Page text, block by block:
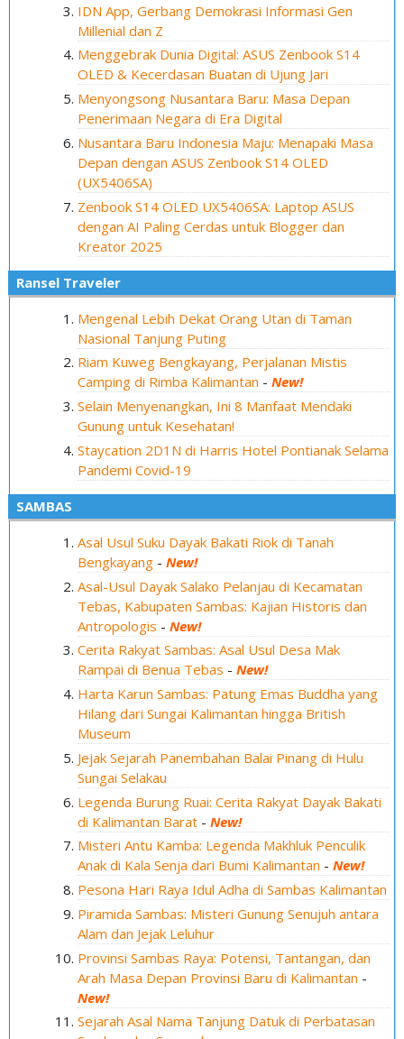
IDN App, Gerbang Demokrasi Informasi Gen
Millenial dan Z
Menggebrak Dunia Digital: ASUS Zenbook S14
OLED & Kecerdasan Buatan di Ujung Jari
Menyongsong Nusantara Baru: Masa Depan
Penerimaan Negara di Era Digital
Nusantara Baru Indonesia Maju: Menapaki Masa
Depan dengan ASUS Zenbook S14 OLED
(UX5406SA)
Zenbook S14 OLED UX5406SA: Laptop ASUS
dengan AI Paling Cerdas untuk Blogger dan
Kreator 2025
Ransel Traveler
Mengenal Lebih Dekat Orang Utan di Taman
Nasional Tanjung Puting
Riam Kuweg Bengkayang, Perjalanan Mistis
Camping di Rimba Kalimantan -New!
Selain Menyenangkan, Ini 8 Manfaat Mendaki
Gunung untuk Kesehatan!
Staycation 2D1N di Harris Hotel Pontianak Selama
Pandemi Covid-19
SAMBAS
Asal Usul Suku Dayak Bakati Riok di Tanah
Bengkayang -New!
Asal-Usul Dayak Salako Pelanjau di Kecamatan
Tebas, Kabupaten Sambas: Kajian Historis dan
Antropologis -New!
Cerita Rakyat Sambas: Asal Usul Desa Mak
Rampai di Benua Tebas -New!
Harta Karun Sambas: Patung Emas Buddha yang
Hilang dari Sungai Kalimantan hingga British
Museum
Jejak Sejarah Panembahan Balai Pinang di Hulu
Sungai Selakau
Legenda Burung Ruai: Cerita Rakyat Dayak Bakati
di Kalimantan Barat -New!
Misteri Antu Kamba: Legenda Makhluk Penculik
Anak di Kala Senja dari Bumi Kalimantan -New!
Pesona Hari Raya Idul Adha di Sambas Kalimantan
Piramida Sambas: Misteri Gunung Senujuh antara
Alam dan Jejak Leluhur
Provinsi Sambas Raya: Potensi, Tantangan, dan
Arah Masa Depan Provinsi Baru di Kalimantan -
New!
Sejarah Asal Nama Tanjung Datuk di Perbatasan